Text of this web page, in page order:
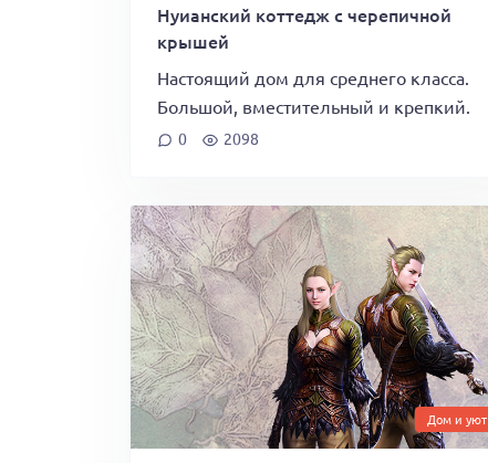
Нуианский коттедж с черепичной
крышей
Настоящий дом для среднего класса.
Большой, вместительный и крепкий.
0 2098
Дом и уют